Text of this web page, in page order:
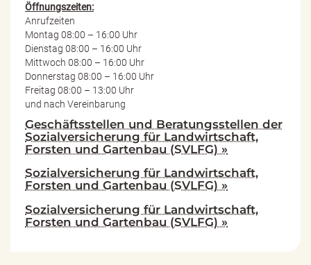
Öffnungszeiten:
Anrufzeiten
Montag 08:00 – 16:00 Uhr
Dienstag 08:00 – 16:00 Uhr
Mittwoch 08:00 – 16:00 Uhr
Donnerstag 08:00 – 16:00 Uhr
Freitag 08:00 – 13:00 Uhr
und nach Vereinbarung
Geschäftsstellen und Beratungsstellen der
Sozialversicherung für Landwirtschaft,
Forsten und Gartenbau (SVLFG) »
Sozialversicherung für Landwirtschaft,
Forsten und Gartenbau (SVLFG) »
Sozialversicherung für Landwirtschaft,
Forsten und Gartenbau (SVLFG) »